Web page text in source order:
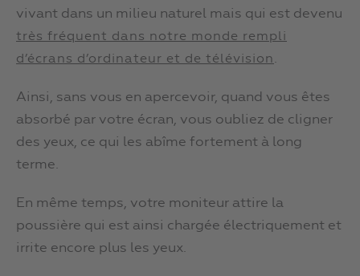
vivant dans un milieu naturel mais qui est devenu
très fréquent dans notre monde rempli
d’écrans d’ordinateur et de télévision.
Ainsi, sans vous en apercevoir, quand vous êtes
absorbé par votre écran, vous oubliez de cligner
des yeux, ce qui les abîme fortement à long
terme.
En même temps, votre moniteur attire la
poussière qui est ainsi chargée électriquement et
irrite encore plus les yeux.